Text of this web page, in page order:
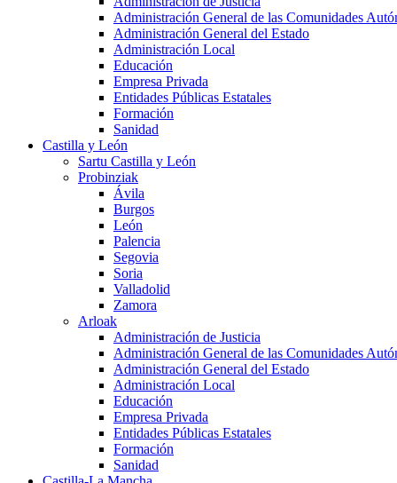
Administración General de las Comunidades
Administración General del Estado
Administración Local
Educación
Empresa Privada
Entidades Públicas Estatales
Formación
Sanidad
Castilla y León
Sartu Castilla y León
Probinziak
Ávila
Burgos
León
Palencia
Segovia
Soria
Valladolid
Zamora
Arloak
Administración de Justicia
Administración General de las Comunidades
Administración General del Estado
Administración Local
Educación
Empresa Privada
Entidades Públicas Estatales
Formación
Sanidad